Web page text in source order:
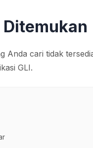
Anda cari tidak
GLI.